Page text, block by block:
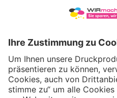
WIRmachenDRUCK GmbH
71522 Backnang
Tel.: +49 (0) 711 995 982 - 20
Fax: +49 (0) 711 995 982 - 21